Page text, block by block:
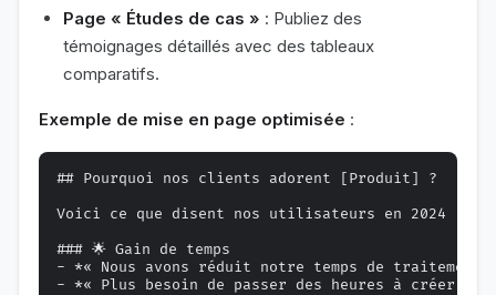
Page « Études de cas » : Publiez des
témoignages détaillés avec des tableaux
comparatifs.
Exemple de mise en page optimisée :
## Pourquoi nos clients adorent [Produit] ?
Voici ce que disent nos utilisateurs en 2024 :
### 🌟 Gain de temps
- *« Nous avons réduit notre temps de traitement
- *« Plus besoin de passer des heures à créer